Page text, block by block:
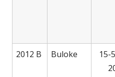
2012 B Buloke
15-